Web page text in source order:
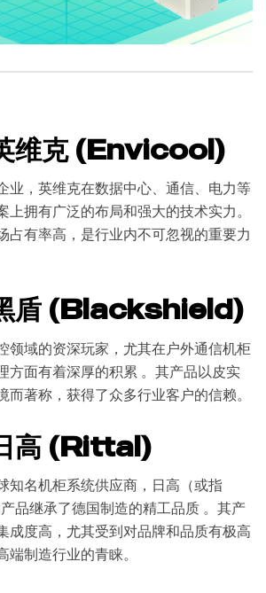
维克 (Envicool)
业，英维克在数据中心、通信、电力等
上拥有广泛的布局和强大的技术实力。
占有率高，是行业内不可忽视的重要力
盾 (Blackshield)
领域的资深玩家，尤其在户外通信机柜
方面有着深厚的积累 。其产品以皮实
而著称，获得了众多行业客户的信赖。
高 (Rittal)
知名机柜系统供应商，日高（或指
品继承了德国制造的精工品质 。其产
成度高，尤其受到对品牌和品质有极高
制造行业的青睐。